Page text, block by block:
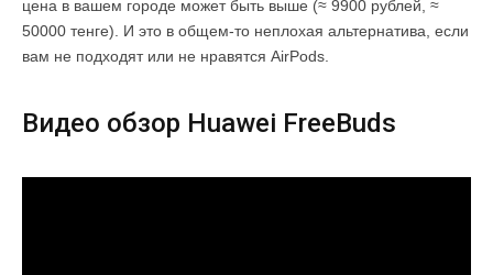
цена в вашем городе может быть выше (≈ 9900 рублей, ≈
50000 тенге). И это в общем-то неплохая альтернатива, если
вам не подходят или не нравятся AirPods.
Видео обзор Huawei FreeBuds